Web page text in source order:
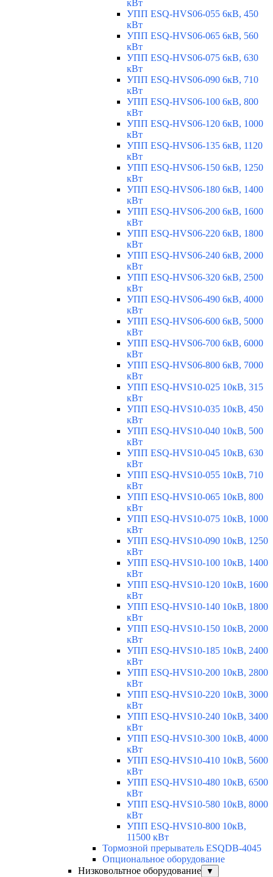
кВт
УПП ESQ-HVS06-055 6кВ, 450
кВт
УПП ESQ-HVS06-065 6кВ, 560
кВт
УПП ESQ-HVS06-075 6кВ, 630
кВт
УПП ESQ-HVS06-090 6кВ, 710
кВт
УПП ESQ-HVS06-100 6кВ, 800
кВт
УПП ESQ-HVS06-120 6кВ, 1000
кВт
УПП ESQ-HVS06-135 6кВ, 1120
кВт
УПП ESQ-HVS06-150 6кВ, 1250
кВт
УПП ESQ-HVS06-180 6кВ, 1400
кВт
УПП ESQ-HVS06-200 6кВ, 1600
кВт
УПП ESQ-HVS06-220 6кВ, 1800
кВт
УПП ESQ-HVS06-240 6кВ, 2000
кВт
УПП ESQ-HVS06-320 6кВ, 2500
кВт
УПП ESQ-HVS06-490 6кВ, 4000
кВт
УПП ESQ-HVS06-600 6кВ, 5000
кВт
УПП ESQ-HVS06-700 6кВ, 6000
кВт
УПП ESQ-HVS06-800 6кВ, 7000
кВт
УПП ESQ-HVS10-025 10кВ, 315
кВт
УПП ESQ-HVS10-035 10кВ, 450
кВт
УПП ESQ-HVS10-040 10кВ, 500
кВт
УПП ESQ-HVS10-045 10кВ, 630
кВт
УПП ESQ-HVS10-055 10кВ, 710
кВт
УПП ESQ-HVS10-065 10кВ, 800
кВт
УПП ESQ-HVS10-075 10кВ, 1000
кВт
УПП ESQ-HVS10-090 10кВ, 1250
кВт
УПП ESQ-HVS10-100 10кВ, 1400
кВт
УПП ESQ-HVS10-120 10кВ, 1600
кВт
УПП ESQ-HVS10-140 10кВ, 1800
кВт
УПП ESQ-HVS10-150 10кВ, 2000
кВт
УПП ESQ-HVS10-185 10кВ, 2400
кВт
УПП ESQ-HVS10-200 10кВ, 2800
кВт
УПП ESQ-HVS10-220 10кВ, 3000
кВт
УПП ESQ-HVS10-240 10кВ, 3400
кВт
УПП ESQ-HVS10-300 10кВ, 4000
кВт
УПП ESQ-HVS10-410 10кВ, 5600
кВт
УПП ESQ-HVS10-480 10кВ, 6500
кВт
УПП ESQ-HVS10-580 10кВ, 8000
кВт
УПП ESQ-HVS10-800 10кВ,
11500 кВт
Тормозной прерыватель ESQDB-4045
Опциональное оборудование
Низковольтное оборудование
▼